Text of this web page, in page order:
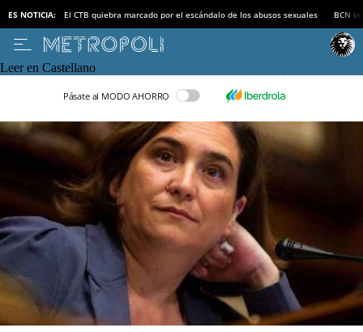
ES NOTICIA: El CTB quiebra marcado por el escándalo de los abusos sexuales BCN
Leer en Castellano
Pásate al MODO AHORRO